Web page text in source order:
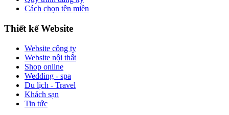
Cách chọn tên miền
Thiết kế Website
Website công ty
Website nội thất
Shop online
Wedding - spa
Du lịch - Travel
Khách sạn
Tin tức